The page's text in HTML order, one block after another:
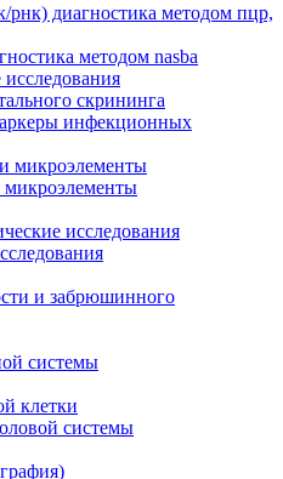
рнк) диагностика методом пцр,
методом nasba
скрининга
инфекционных
микроэлементы
исследования
и забрюшинного
системы
клетки
системы